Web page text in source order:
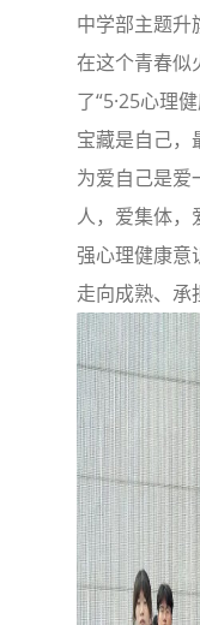
中学部主题升
在这个青春似
了“5·25心理
宝藏是自己，
为爱自己是爱
人，爱集体，
强心理健康意
走向成熟、承